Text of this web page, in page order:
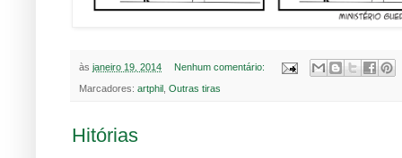
às janeiro 19, 2014 Nenhum comentário:
Marcadores: artphil , Outras tiras
Hitórias